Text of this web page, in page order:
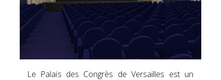
Le Palais des Congrès de Versailles est un